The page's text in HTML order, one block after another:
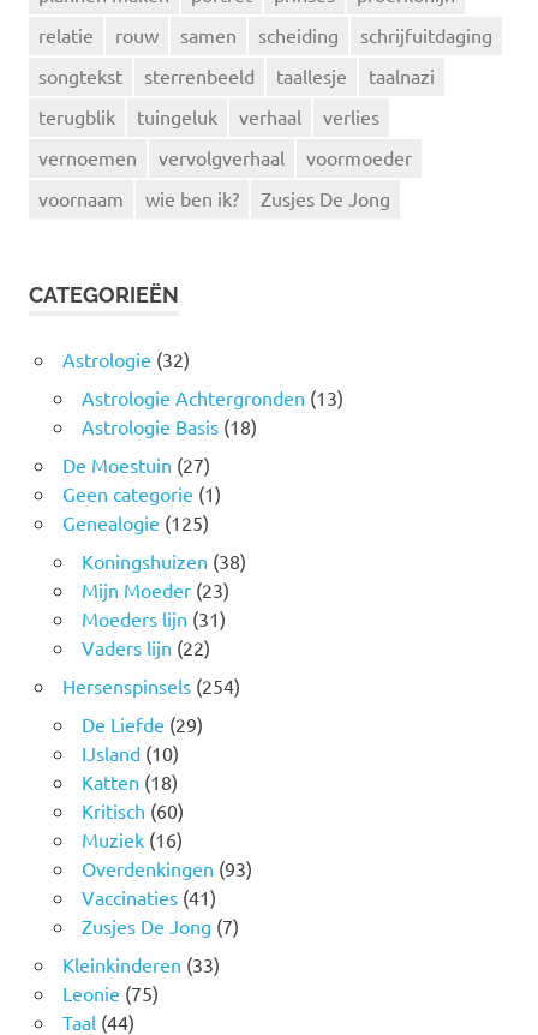
relatie
rouw samen scheiding
schrijfuitdaging
songtekst
sterrenbeeld taallesje
taalnazi
terugblik
tuingeluk verhaal
verlies
vernoemen
vervolgverhaal
voormoeder
voornaam
wie ben ik? Zusjes De Jong
CATEGORIEËN
Astrologie (32)
Astrologie Achtergronden (13)
Astrologie Basis(18)
De Moestuin (27)
Geen categorie (1)
Genealogie (125)
Koningshuizen (38)
Mijn Moeder(23)
Moeders lijn (31)
Vaders lijn (22)
Hersenspinsels(254)
De Liefde (29)
IJsland(10)
Katten (18)
Kritisch (60)
Muziek(16)
Overdenkingen (93)
Vaccinaties(41)
Zusjes De Jong (7)
Kleinkinderen (33)
Leonie (75)
Taal (44)